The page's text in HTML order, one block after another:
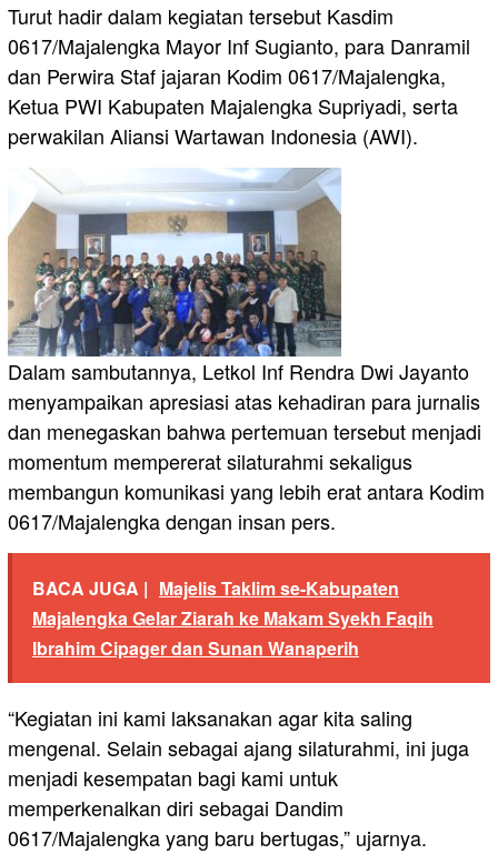
Turut hadir dalam kegiatan tersebut Kasdim
0617/Majalengka Mayor Inf Sugianto, para Danramil
dan Perwira Staf jajaran Kodim 0617/Majalengka,
Ketua PWI Kabupaten Majalengka Supriyadi, serta
perwakilan Aliansi Wartawan Indonesia (AWI).
Dalam sambutannya, Letkol Inf Rendra Dwi Jayanto
menyampaikan apresiasi atas kehadiran para jurnalis
dan menegaskan bahwa pertemuan tersebut menjadi
momentum mempererat silaturahmi sekaligus
membangun komunikasi yang lebih erat antara Kodim
0617/Majalengka dengan insan pers.
BACA JUGA | Majelis Taklim se-Kabupaten
Majalengka Gelar Ziarah ke Makam Syekh Faqih
Ibrahim Cipager dan Sunan Wanaperih
“Kegiatan ini kami laksanakan agar kita saling
mengenal. Selain sebagai ajang silaturahmi, ini juga
menjadi kesempatan bagi kami untuk
memperkenalkan diri sebagai Dandim
0617/Majalengka yang baru bertugas,” ujarnya.